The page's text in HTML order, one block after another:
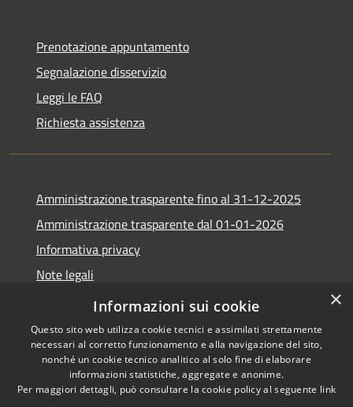
Prenotazione appuntamento
Segnalazione disservizio
Leggi le FAQ
Richiesta assistenza
Amministrazione trasparente fino al 31-12-2025
Amministrazione trasparente dal 01-01-2026
Informativa privacy
Note legali
Dichiarazione di accessibilità
Accessibilità
Copyright © 2026 • Comune di
Villimpenta • Powered by
×
Informazioni sui cookie
Questo sito web utilizza cookie tecnici e assimilati strettamente
necessari al corretto funzionamento e alla navigazione del sito,
nonché un cookie tecnico analitico al solo fine di elaborare
informazioni statistiche, aggregate e anonime.
Per maggiori dettagli, può consultare la cookie policy al seguente link